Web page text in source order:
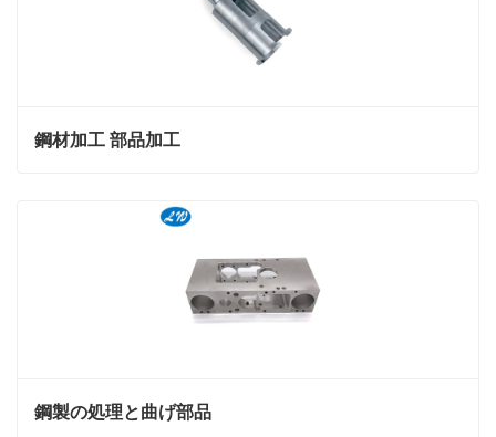
鋼材加工 部品加工
鋼製の処理と曲げ部品